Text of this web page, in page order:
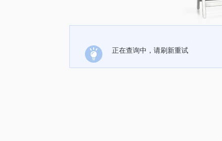
正在查询中，请刷新重试